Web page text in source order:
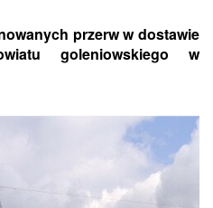
przerw w dostawie
goleniowskiego w